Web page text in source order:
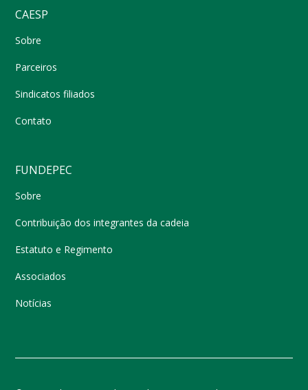
CAESP
Sobre
Parceiros
Sindicatos filiados
Contato
FUNDEPEC
Sobre
Contribuição dos integrantes da cadeia
Estatuto e Regimento
Associados
Notícias